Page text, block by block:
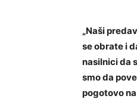
„Naši
se obrate i
nasilnici da
smo da
pogotovo